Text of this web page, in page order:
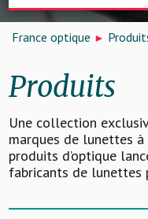
France optique
Produits
Une collection
marques de lunettes à
produits d’optique
fabricants de lunettes